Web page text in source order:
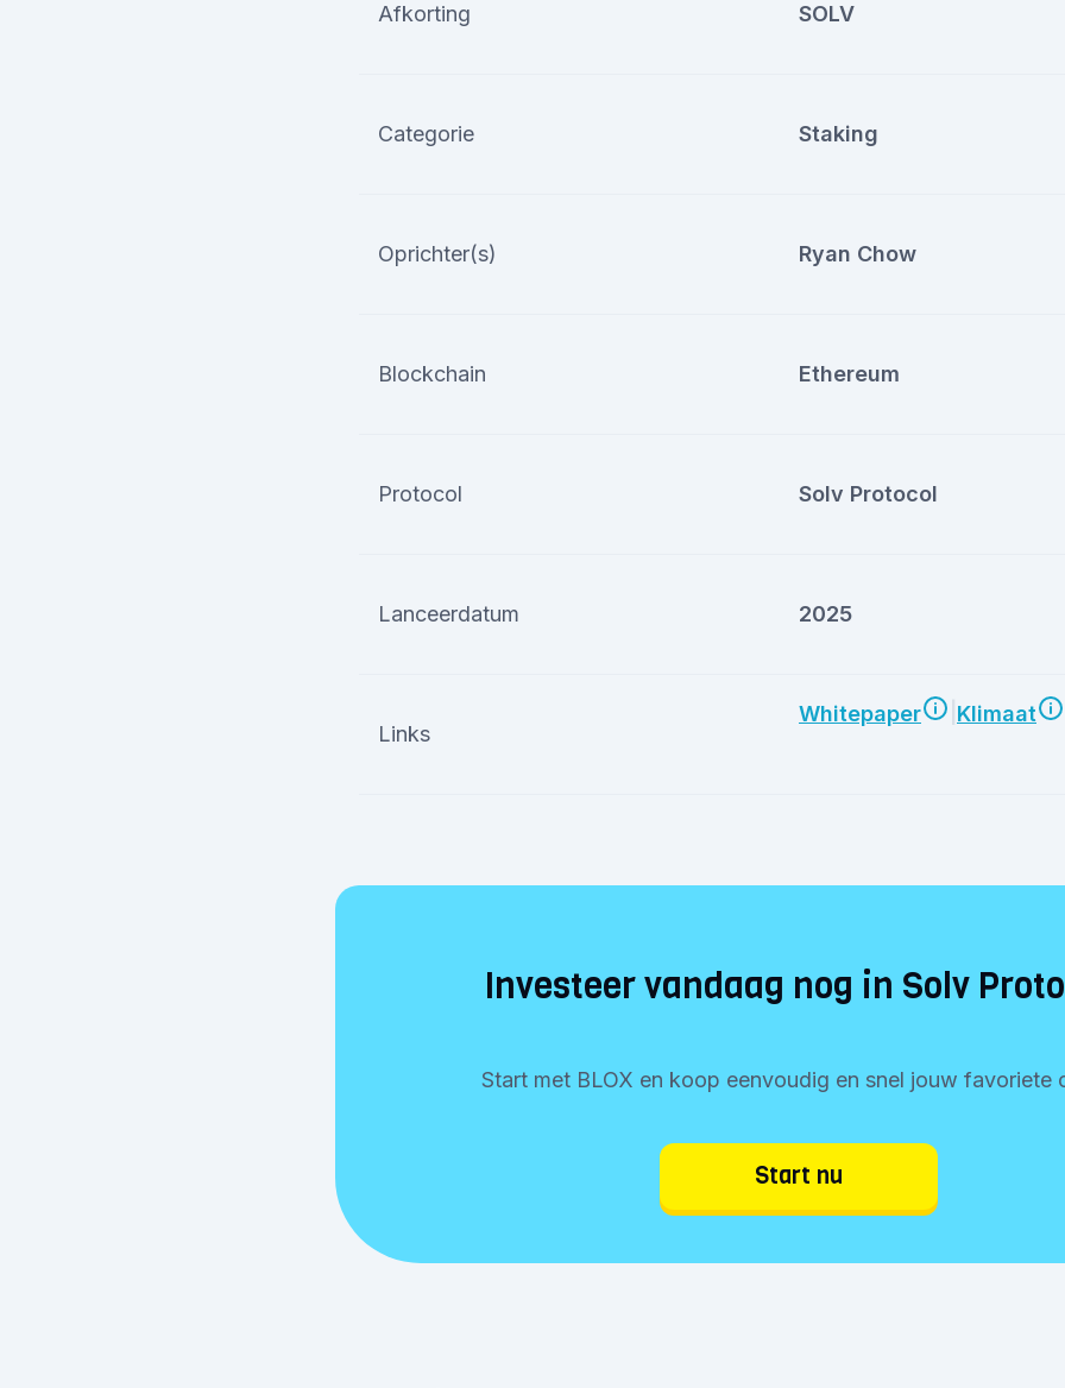
Afkorting SOLV
Categorie Staking
Oprichter(s) Ryan Chow
Blockchain Ethereum
Protocol Solv Protocol
Lanceerdatum 2025
Links
Whitepaper Klimaat
Investeer vandaag nog in Solv
Start met BLOX en koop eenvoudig en snel jouw favoriete
Start nu